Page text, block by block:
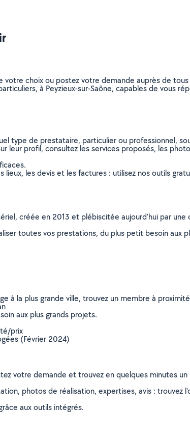
choix ou postez votre demande auprès de
à Peyzieux-sur-Saône, capables de vous
type de prestataire, particulier ou professionnel,
leur profil, consultez les services proposés, les
les devis et les factures : utilisez nos outils
créée en 2013 et plébiscitée aujourd’hui par
toutes vos prestations, du plus petit besoin aux
à la plus grande ville, trouvez un membre à
aux plus grands projets.
prix
(Février 2024)
votre demande et trouvez en quelques minutes
photos de réalisation, expertises, avis : trouvez
aux outils intégrés.